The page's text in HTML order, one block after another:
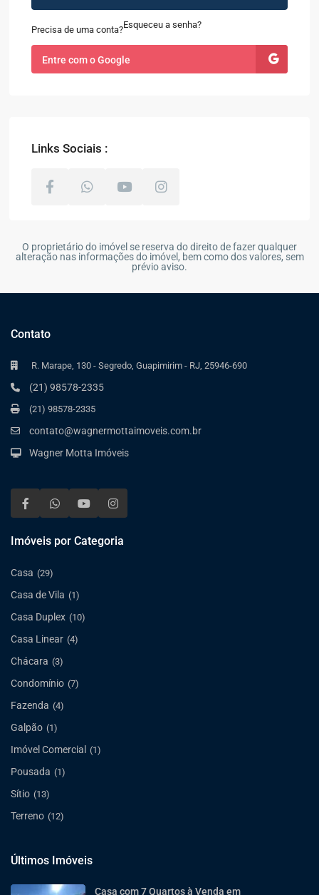
Precisa de uma conta?Esqueceu a senha?
Entre com o Google
Links Sociais :
O proprietário do imóvel se reserva do direito de fazer qualquer
alteração nas informações do imóvel, bem como dos valores, sem
prévio aviso.
Contato
R. Marape, 130 - Segredo, Guapimirim - RJ, 25946-690
(21) 98578-2335
(21) 98578-2335
contato@wagnermottaimoveis.com.br
Wagner Motta Imóveis
Imóveis por Categoria
Casa (29)
Casa de Vila (1)
Casa Duplex (10)
Casa Linear (4)
Chácara (3)
Condomínio (7)
Fazenda (4)
Galpão (1)
Imóvel Comercial (1)
Pousada (1)
Sítio (13)
Terreno (12)
Últimos Imóveis
Casa com 7 Quartos à Venda em